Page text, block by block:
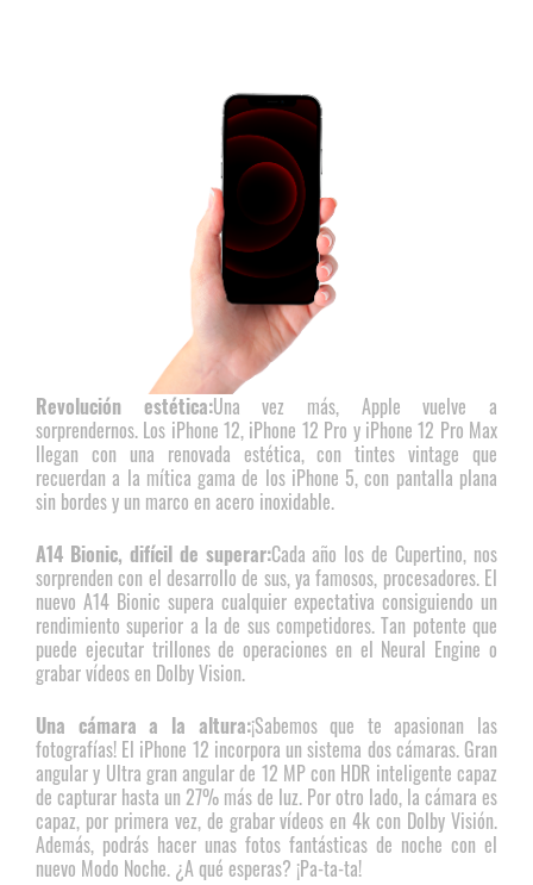
Revolución estética:Una vez más, Apple vuelve a
sorprendernos. Los iPhone 12, iPhone 12 Pro y iPhone 12 Pro Max
llegan con una renovada estética, con tintes vintage que
recuerdan a la mítica gama de los iPhone 5, con pantalla plana
sin bordes y un marco en acero inoxidable.
A14 Bionic, difícil de superar:Cada año los de Cupertino, nos
sorprenden con el desarrollo de sus, ya famosos, procesadores. El
nuevo A14 Bionic supera cualquier expectativa consiguiendo un
rendimiento superior a la de sus competidores. Tan potente que
puede ejecutar trillones de operaciones en el Neural Engine o
grabar vídeos en Dolby Vision.
Una cámara a la altura:¡Sabemos que te apasionan las
fotografías! El iPhone 12 incorpora un sistema dos cámaras. Gran
angular y Ultra gran angular de 12 MP con HDR inteligente capaz
de capturar hasta un 27% más de luz. Por otro lado, la cámara es
capaz, por primera vez, de grabar vídeos en 4k con Dolby Visión.
Además, podrás hacer unas fotos fantásticas de noche con el
nuevo Modo Noche. ¿A qué esperas? ¡Pa-ta-ta!